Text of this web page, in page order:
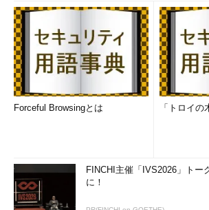
Forceful Browsingとは 「トロイの
FINCHI主催「IVS2026」トー
に！